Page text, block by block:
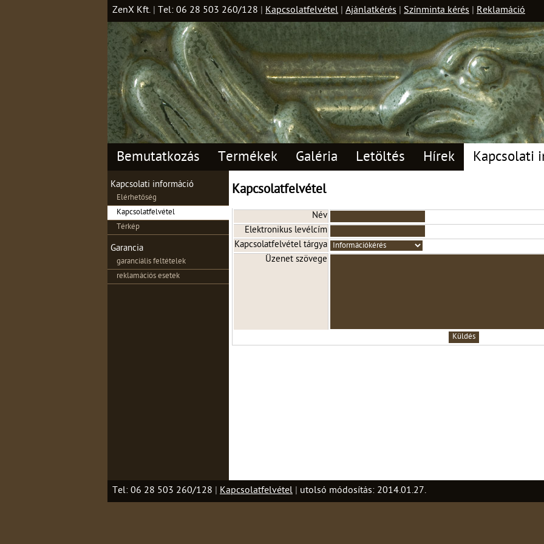
ZenX Kft. Tel: 06 28 503 260/128 Kapcsolatfelvétel Ajánlatkérés Színminta kérés Reklamáció
Bemutatkozás Termékek Galéria Letöltés Hírek Kapcsolati
Kapcsolati információ
Elérhetőség
Kapcsolatfelvétel
Térkép
Garancia
garanciális feltételek
reklamációs esetek
Kapcsolatfelvétel
Név
Elektronikus levélcím
Kapcsolatfelvétel tárgya
Üzenet szövege
Tel: 06 28 503 260/128 Kapcsolatfelvétel utolsó módosítás: 2014.01.27.